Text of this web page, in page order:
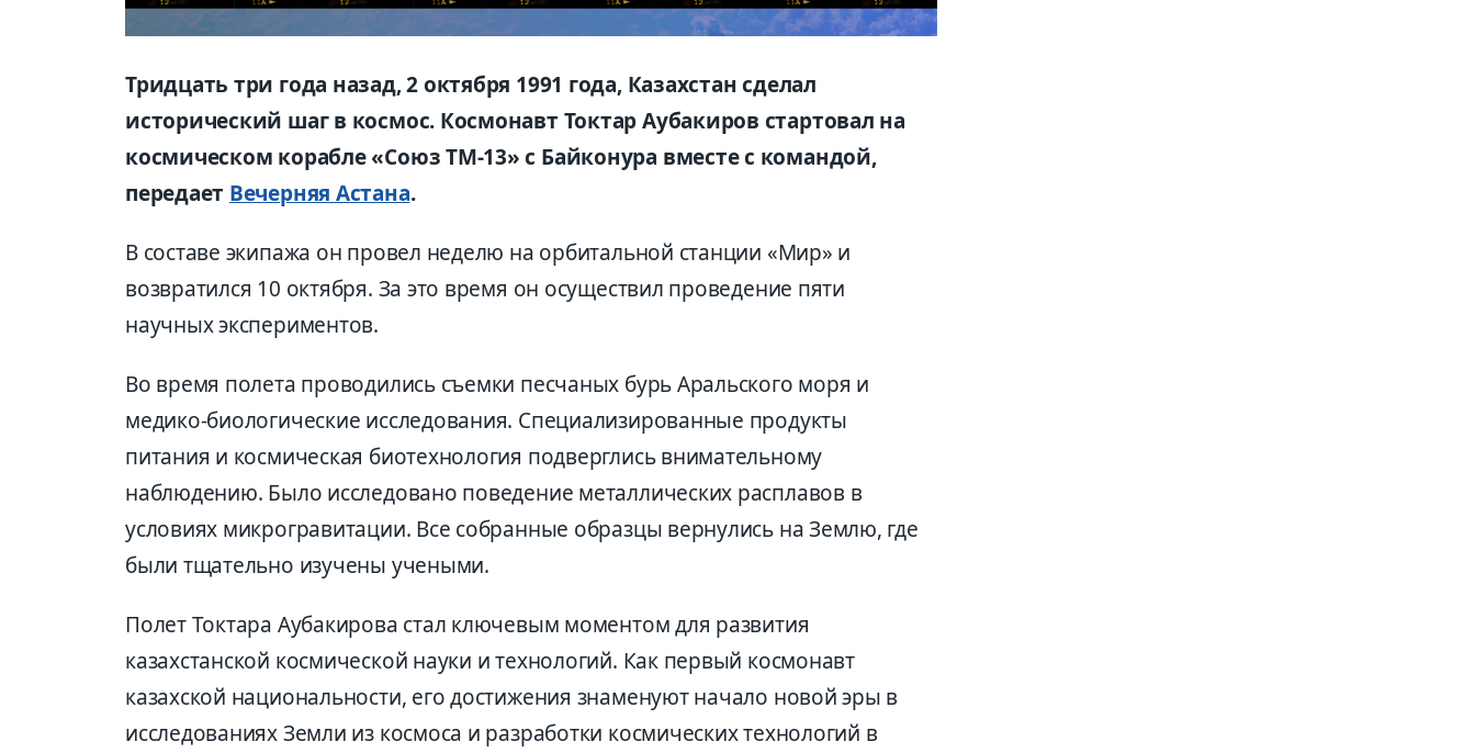
Тридцать три года назад, 2 октября 1991 года, Казахстан сделал
исторический шаг в космос. Космонавт Токтар Аубакиров стартовал на
космическом корабле «Союз ТМ-13» с Байконура вместе с командой,
передает Вечерняя Астана.
В составе экипажа он провел неделю на орбитальной станции «Мир» и
возвратился 10 октября. За это время он осуществил проведение пяти
научных экспериментов.
Во время полета проводились съемки песчаных бурь Аральского моря и
медико-биологические исследования. Специализированные продукты
питания и космическая биотехнология подверглись внимательному
наблюдению. Было исследовано поведение металлических расплавов в
условиях микрогравитации. Все собранные образцы вернулись на Землю, где
были тщательно изучены учеными.
Полет Токтара Аубакирова стал ключевым моментом для развития
казахстанской космической науки и технологий. Как первый космонавт
казахской национальности, его достижения знаменуют начало новой эры в
исследованиях Земли из космоса и разработки космических технологий в